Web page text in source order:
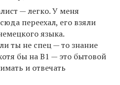
— легко. У меня
переехал, его взяли
языка.
ты не спец — то знание
бы на В1 — это бытовой
и отвечать